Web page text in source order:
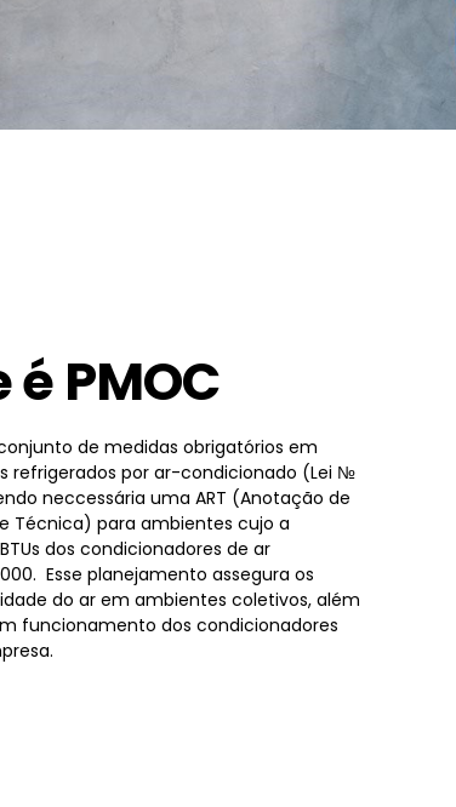
é PMOC
de medidas obrigatórios em
refrigerados por ar-condicionado (Lei №
neccessária uma ART (Anotação de
Técnica) para ambientes cujo a
dos condicionadores de ar
Esse planejamento assegura os
do ar em ambientes coletivos, além
funcionamento dos condicionadores